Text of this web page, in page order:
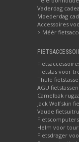
Vaderdag
Moederdag
Accessoires
> Méér
Fietstas voor
Thule
AGU
Camelbak
Jack Wolfskin
Vaude
Fietscomputers
Helm voor
Fietsdrager